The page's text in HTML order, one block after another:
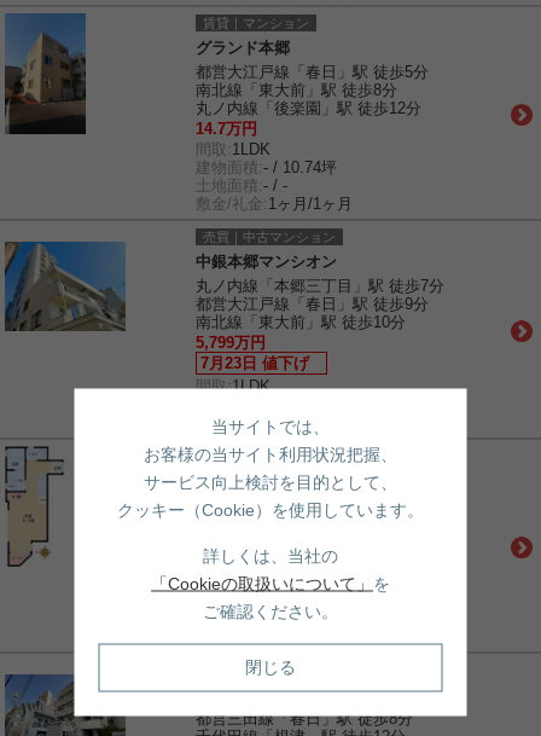
賃貸｜マンション
グランド本郷
都営大江戸線「春日」駅 徒歩5分
南北線「東大前」駅 徒歩8分
丸ノ内線「後楽園」駅 徒歩12分
14.7万円
間取: 1LDK
建物面積:- / 10.74坪
土地面積:- / -
敷金/礼金: 1ヶ月/1ヶ月
売買｜中古マンション
中銀本郷マンシオン
丸ノ内線「本郷三丁目」駅 徒歩7分
都営大江戸線「春日」駅 徒歩9分
南北線「東大前」駅 徒歩10分
5,799万円
7月23日 値下げ
間取:1LDK
土地面積: - / -
賃貸｜マンション
グランエッグス東大前
都営三田線「春日」駅 徒歩5分
丸ノ内線「後楽園」駅 徒歩8分
11.5万円
間取:1R
建物面積:
土地面積:- / -
賃貸｜マンション
トップ本郷
都営三田線「春日」駅 徒歩8分
当サイトでは、
お客様の当サイト利用状況把握、
サービス向上検討を目的として、
クッキー（Cookie）を使用しています。
詳しくは、当社の
「Cookieの取扱いについて」 を
ご確認ください。
閉じる